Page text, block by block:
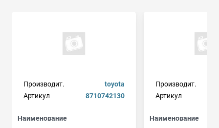
Производит.
toyota
Артикул
8710742130
Наименование
Производит.
Артикул
Наименование